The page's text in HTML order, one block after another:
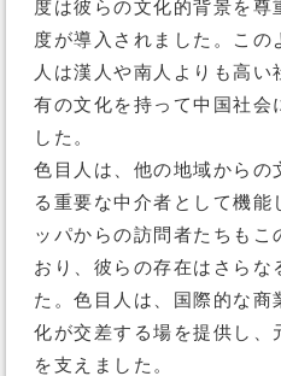
度は彼らの文化的背景を尊
度が導入されました。この
人は漢人や南人よりも高
有の文化を持って中国社会
した。
色目人は、他の地域からの
る重要な中介者として機能
ッパからの訪問者たちもこ
おり、彼らの存在はさらな
た。色目人は、国際的な商
化が交差する場を提供し、
を支えました。